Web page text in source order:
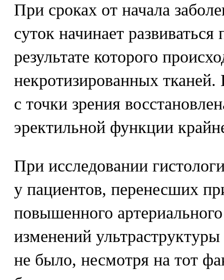
При сроках от начала
суток начинает
результате которого
некротизированных
с точки зрения
эректильной функции
При исследовании
у пациентов, перенесших
повышенного
изменений
не было, несмотря на тот